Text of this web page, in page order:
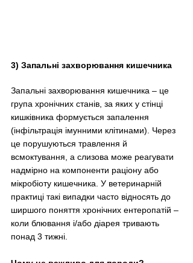
3) Запальні захворювання кишечника
Запальні захворювання кишечника – це
група хронічних станів, за яких у стінці
кишківника формується запалення
(інфільтрація імунними клітинами). Через
це порушуються травлення й
всмоктування, а слизова може реагувати
надмірно на компоненти раціону або
мікробіоту кишечника. У ветеринарній
практиці такі випадки часто відносять до
ширшого поняття хронічних ентеропатій –
коли блювання і/або діарея тривають
понад 3 тижні.